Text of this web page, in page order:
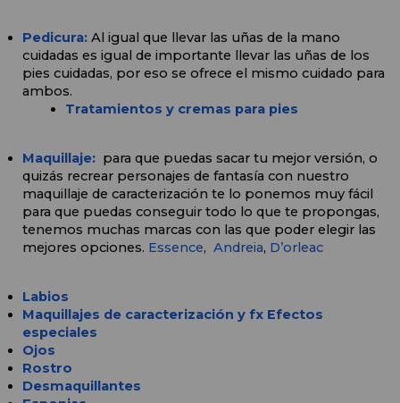
Pedicura: Al igual que llevar las uñas de la mano
cuidadas es igual de importante llevar las uñas de los
pies cuidadas, por eso se ofrece el mismo cuidado para
ambos.
Tratamientos y cremas para pies
Maquillaje: para que puedas sacar tu mejor versión, o
quizás recrear personajes de fantasía con nuestro
maquillaje de caracterización te lo ponemos muy fácil
para que puedas conseguir todo lo que te propongas,
tenemos muchas marcas con las que poder elegir las
mejores opciones. Essence, Andreia, D’orleac
Labios
Maquillajes de caracterización y fx Efectos
especiales
Ojos
Rostro
Desmaquillantes